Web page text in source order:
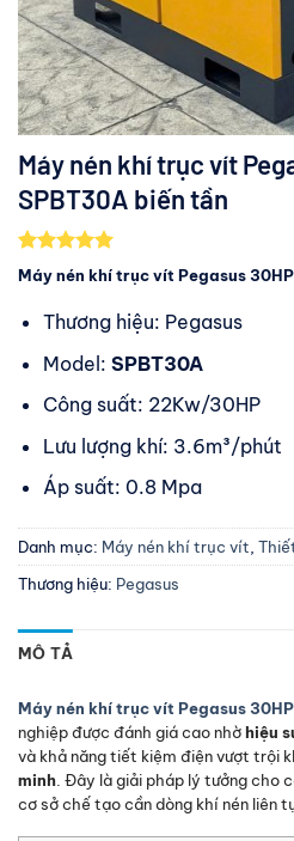
Máy nén khí trục vít
SPBT30A biến tần
5.00
trên 5
dựa trên
1
Máy nén khí trục vít Pegasus 30HP
Thương hiệu: Pegasus
Model: SPBT30A
Công suất: 22Kw/30HP
Lưu lượng khí: 3.6m³/phút
Áp suất: 0.8 Mpa
Danh mục: Máy nén khí trục vít,
Thương hiệu: Pegasus
MÔ TẢ
Máy nén khí trục vít Pegasus 30HP
nghiệp được đánh giá cao nhờhiệu
và khả năng tiết kiệm điện vượt trội
minh . Đây là giải pháp lý tưởng cho
cơ sở chế tạo cần dòng khí nén liên